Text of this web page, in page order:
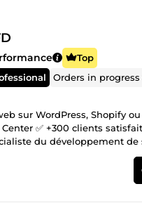
Top
Orders in
sur WordPress, Shopify
✅ +300 clients
du développement
SEO puissantes pour
+ backlinks de qualité =
sur &quot;Contacter le